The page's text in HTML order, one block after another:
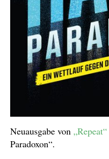
Neuausgabe von „Repeat“
Paradoxon“.